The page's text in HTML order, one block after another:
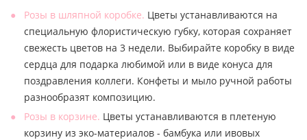
Розы в шляпной коробке. Цветы устанавливаются на
специальную флористическую губку, которая сохраняет
свежесть цветов на 3 недели. Выбирайте коробку в виде
сердца для подарка любимой или в виде конуса для
поздравления коллеги. Конфеты и мыло ручной работы
разнообразят композицию.
Розы в корзине. Цветы устанавливаются в плетеную
корзину из эко-материалов - бамбука или ивовых